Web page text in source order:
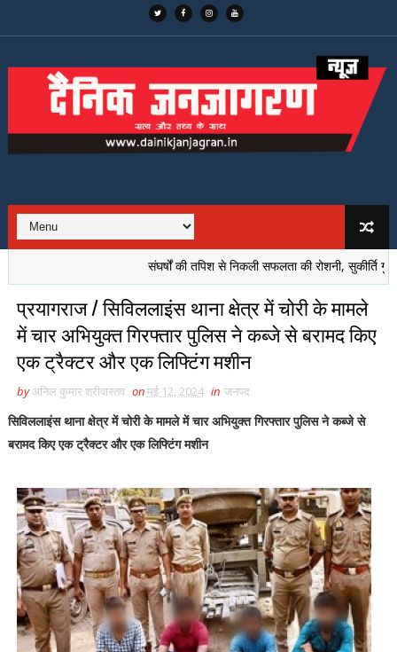
संघर्षों की तपिश से निकली सफलता की रोशनी, सुकीर्ति गुप्ता की
प्रयागराज / सिविललाइंस थाना क्षेत्र में चोरी के मामले
में चार अभियुक्त गिरफ्तार पुलिस ने कब्जे से बरामद किए
एक ट्रैक्टर और एक लिफ्टिंग मशीन
byअनिल कुमार श्रीवास्तव onमई 12, 2024 in जनपद
सिविललाइंस थाना क्षेत्र में चोरी के मामले में चार अभियुक्त गिरफ्तार पुलिस ने कब्जे से
बरामद किए एक ट्रैक्टर और एक लिफ्टिंग मशीन